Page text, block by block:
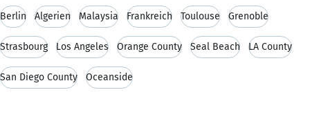
Berlin Algerien Malaysia Frankreich Toulouse Grenoble
Strasbourg Los Angeles Orange County Seal Beach LA County
San Diego County Oceanside